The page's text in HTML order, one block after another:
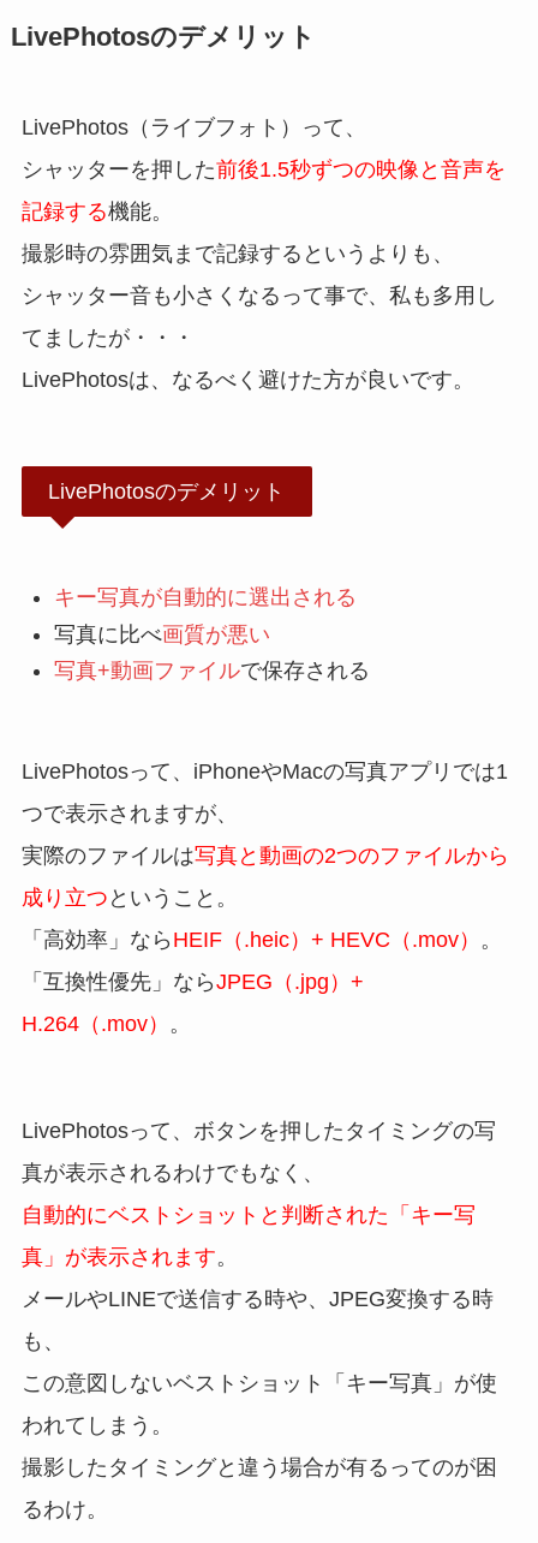
LivePhotosのデメリット
LivePhotos（ライブフォト）って、
シャッターを押した前後1.5秒ずつの映像と音声を
記録する機能。
撮影時の雰囲気まで記録するというよりも、
シャッター音も小さくなるって事で、私も多用し
てましたが・・・
LivePhotosは、なるべく避けた方が良いです。
LivePhotosのデメリット
キー写真が自動的に選出される
写真に比べ画質が悪い
写真+動画ファイルで保存される
LivePhotosって、iPhoneやMacの写真アプリでは1
つで表示されますが、
実際のファイルは写真と動画の2つのファイルから
成り立つ ということ。
「高効率」なら HEIF（.heic）+ HEVC（.mov）
。
「互換性優先」ならJPEG（.jpg）+
H.264（.mov）
。
LivePhotosって、ボタンを押したタイミングの写
真が表示されるわけでもなく、
自動的にベストショットと判断された「キー写
真」が表示されます。
メールやLINEで送信する時や、JPEG変換する時
も、
この意図しないベストショット「キー写真」が使
われてしまう。
撮影したタイミングと違う場合が有るってのが困
るわけ。